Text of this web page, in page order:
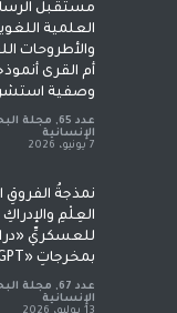
مستقبل
العلمية
والأطروحات
أم القرى
وصفية
عدد 65 , مجلة
الإنسانية
7 يونيو، 2026
نمذجةُ الفروقِ
العِلْمِ
للعسكريِّ
بمخرجاتِ «ChatGPT
عدد 67 , مجلة
الإنسانية